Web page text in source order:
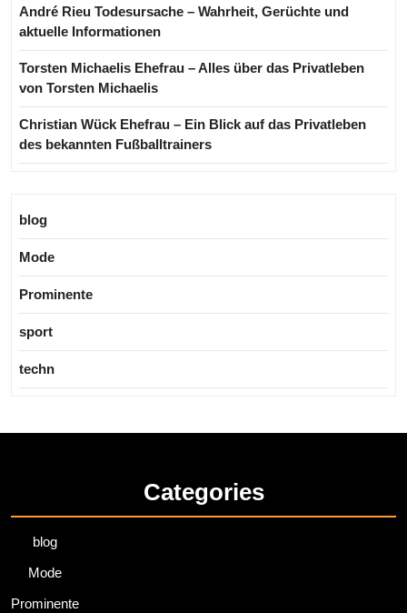
André Rieu Todesursache – Wahrheit, Gerüchte und
aktuelle Informationen
Torsten Michaelis Ehefrau – Alles über das Privatleben
von Torsten Michaelis
Christian Wück Ehefrau – Ein Blick auf das Privatleben
des bekannten Fußballtrainers
blog
Mode
Prominente
sport
techn
Categories
blog
Mode
Prominente